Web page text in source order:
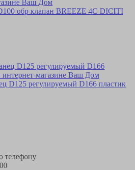
обр клапан BREEZE 4C DICITI
D125 регулируемый D166 пластик
телефону